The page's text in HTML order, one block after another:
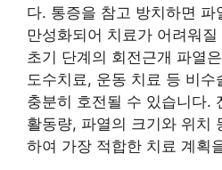
다. 통증을 참고 방치하면
만성화되어 치료가 어려워
초기 단계의 회전근개 파열
도수치료, 운동 치료 등 비수
충분히 호전될 수 있습니다.
활동량, 파열의 크기와 위치
하여 가장 적합한 치료 계획